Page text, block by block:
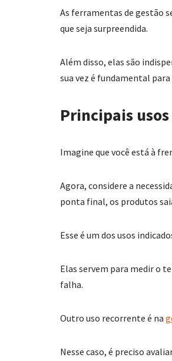
As ferramentas de gestão
que seja surpreendida.
Além disso, elas são
sua vez é fundamental
Principais
Imagine que você está à
Agora, considere a
ponta final, os produtos
Esse é um dos usos
Elas servem para medir o
falha.
Outro uso recorrente é na
Nesse caso, é preciso